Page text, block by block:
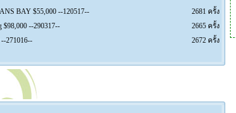
BAY $55,000 --120517--
2681 ครั้ง
--290317--
2665 ครั้ง
271016--
2672 ครั้ง